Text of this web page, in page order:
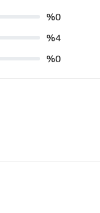
%0
%4
%0